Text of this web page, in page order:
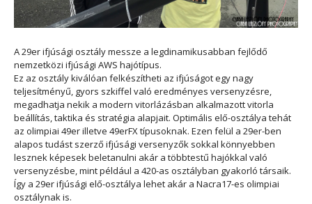
A 29er ifjúsági osztály messze a legdinamikusabban fejlődő
nemzetközi ifjúsági AWS hajótípus.
Ez az osztály kiválóan felkészítheti az ifjúságot egy nagy
teljesítményű, gyors szkiffel való eredményes versenyzésre,
megadhatja nekik a modern vitorlázásban alkalmazott vitorla
beállítás, taktika és stratégia alapjait. Optimális elő-osztálya tehát
az olimpiai 49er illetve 49erFX típusoknak. Ezen felül a 29er-ben
alapos tudást szerző ifjúsági versenyzők sokkal könnyebben
lesznek képesek beletanulni akár a többtestű hajókkal való
versenyzésbe, mint például a 420-as osztályban gyakorló társaik.
Így a 29er ifjúsági elő-osztálya lehet akár a Nacra17-es olimpiai
osztálynak is.